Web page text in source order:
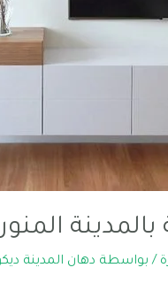
/ بواسطة دهان المدينة